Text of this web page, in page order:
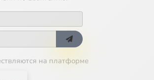
на платформе